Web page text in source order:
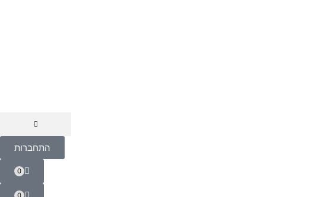
התחברות
0